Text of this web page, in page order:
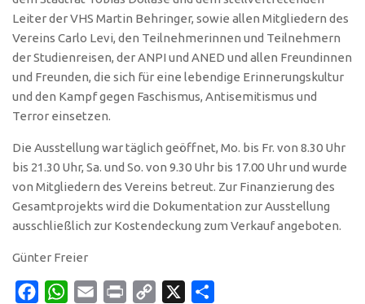
Leiter der VHS Martin Behringer, sowie allen Mitgliedern des
Vereins Carlo Levi, den Teilnehmerinnen und Teilnehmern
der Studienreisen, der ANPI und ANED und allen Freundinnen
und Freunden, die sich für eine lebendige Erinnerungskultur
und den Kampf gegen Faschismus, Antisemitismus und
Terror einsetzen.
Die Ausstellung war täglich geöffnet, Mo. bis Fr. von 8.30 Uhr
bis 21.30 Uhr, Sa. und So. von 9.30 Uhr bis 17.00 Uhr und wurde
von Mitgliedern des Vereins betreut. Zur Finanzierung des
Gesamtprojekts wird die Dokumentation zur Ausstellung
ausschließlich zur Kostendeckung zum Verkauf angeboten.
Günter Freier
FacebookWhatsApp
Email Print
Copy